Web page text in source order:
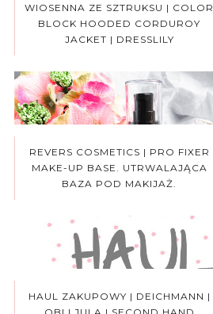
WIOSENNA ZE SZTRUKSU | COLOR
BLOCK HOODED CORDUROY
JACKET | DRESSLILY
REVERS COSMETICS | PRO FIXER
MAKE-UP BASE. UTRWALAJĄCA
BAZA POD MAKIJAŻ.
HAUL ZAKUPOWY | DEICHMANN |